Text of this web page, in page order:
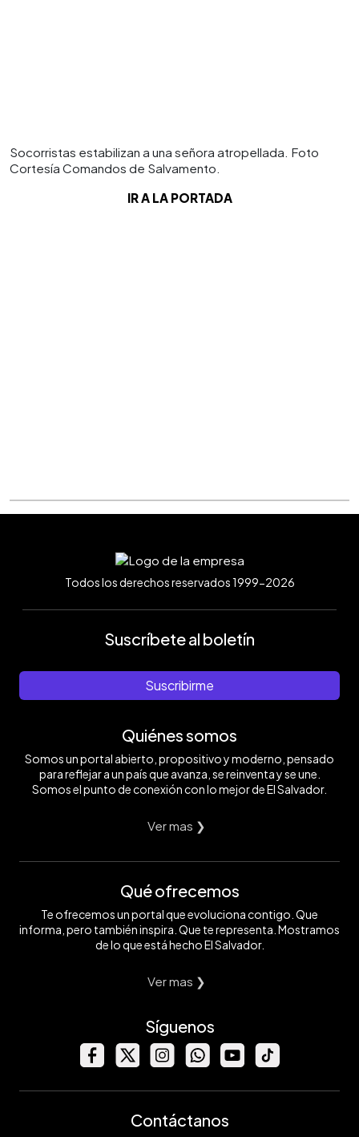
Socorristas estabilizan a una señora atropellada. Foto
Cortesía Comandos de Salvamento.
IR A LA PORTADA
Todos los derechos reservados 1999-2026
Suscríbete al boletín
Suscribirme
Quiénes somos
Somos un portal abierto, propositivo y moderno, pensado
para reflejar a un país que avanza, se reinventa y se une.
Somos el punto de conexión con lo mejor de El Salvador.
Ver mas ❯
Qué ofrecemos
Te ofrecemos un portal que evoluciona contigo. Que
informa, pero también inspira. Que te representa. Mostramos
de lo que está hecho El Salvador.
Ver mas ❯
Síguenos
Contáctanos